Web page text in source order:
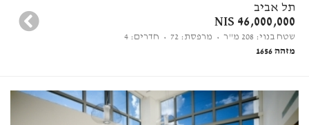
תל אביב
46,000,000 NIS
שטח בנוי: 208 מ"ר • מרפסת: 72
• חדרים: 4
מזהה 1656